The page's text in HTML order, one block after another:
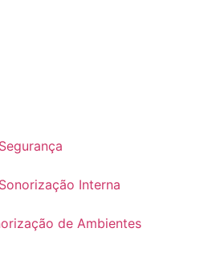
Interna
de Ambientes